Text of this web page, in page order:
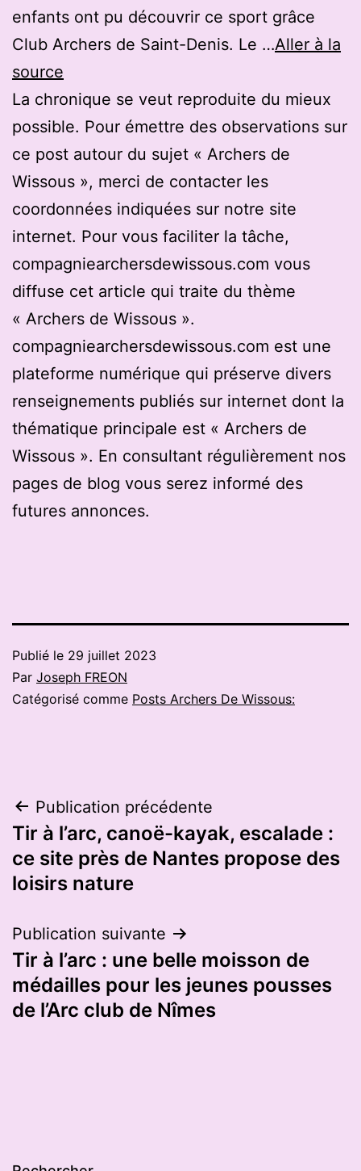
enfants ont pu découvrir ce sport grâce
Club Archers de Saint-Denis. Le …Aller à la
source
La chronique se veut reproduite du mieux
possible. Pour émettre des observations sur
ce post autour du sujet « Archers de
Wissous », merci de contacter les
coordonnées indiquées sur notre site
internet. Pour vous faciliter la tâche,
compagniearchersdewissous.com vous
diffuse cet article qui traite du thème
« Archers de Wissous ».
compagniearchersdewissous.com est une
plateforme numérique qui préserve divers
renseignements publiés sur internet dont la
thématique principale est « Archers de
Wissous ». En consultant régulièrement nos
pages de blog vous serez informé des
futures annonces.
Publié le 29 juillet 2023
Par Joseph FREON
Catégorisé comme Posts Archers De Wissous:
Navigation
de
l’article
Publication précédente
Tir à l’arc, canoë-kayak, escalade :
ce site près de Nantes propose des
loisirs nature
Publication suivante
Tir à l’arc : une belle moisson de
médailles pour les jeunes pousses
de l’Arc club de Nîmes